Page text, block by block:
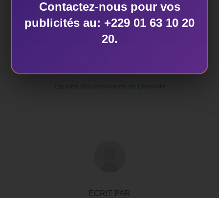
Escales documentaires de Libreville
ÉCRIT PAR
Contactez-nous pour vos
publicités au: +229 01 63 10 20
20.